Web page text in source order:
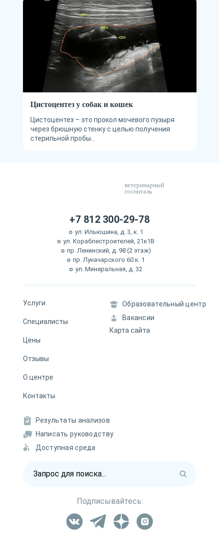
Цистоцентез у собак и кошек
Цистоцентез – это прокол мочевого пузыря
через брюшную стенку с целью получения
стерильной пробы...
ветеринарный
госпиталь
+7 812 300-29-78
ул. Ильюшина, д. 3, к. 1
ул. Кораблестроителей, 21к1В
пр. Ленинский, д. 98 (2 этаж)
пр. Луначарского 60 к. 1
ул. Минеральная, д. 32
Услуги
Специалисты
Цены
Отзывы
О центре
Контакты
Образовательный центр
Вакансии
Карта сайта
Результаты анализов
Написать руководству
Доступная среда
Подписывайтесь: